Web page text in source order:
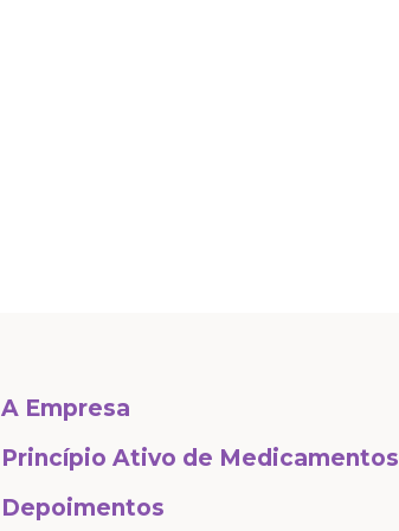
A Empresa
Princípio Ativo de Medicamentos
Depoimentos